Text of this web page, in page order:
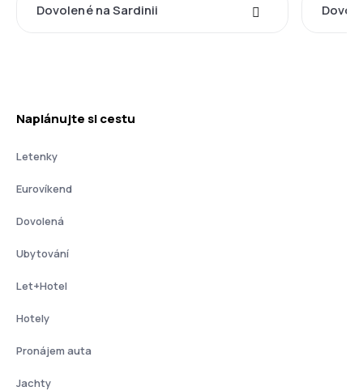
Dovolené na Sardinii
Naplánujte si cestu
Letenky
Eurovíkend
Dovolená
Ubytování
Let+Hotel
Hotely
Pronájem auta
Jachty